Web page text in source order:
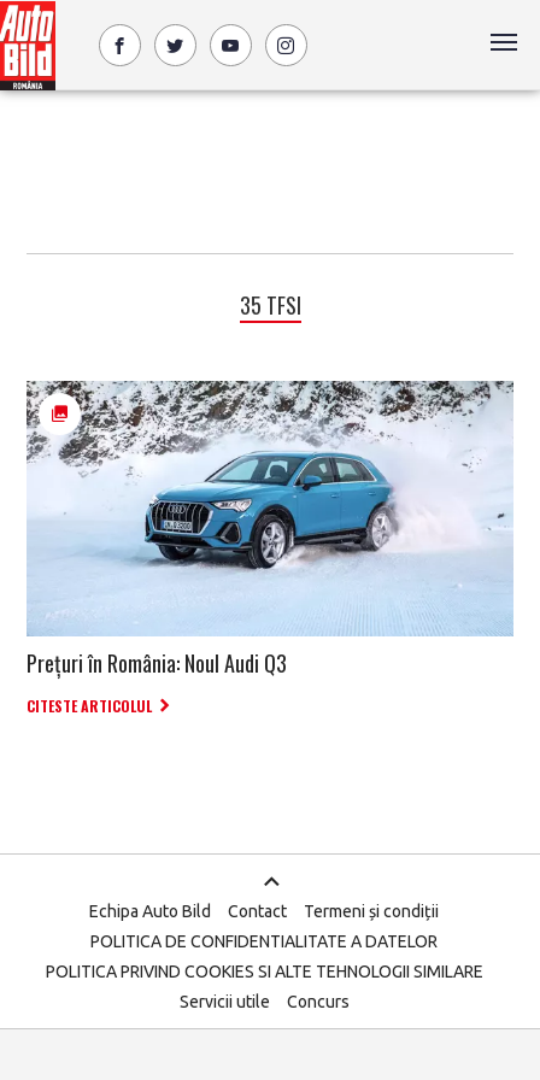
35 TFSI
Prețuri în România: Noul Audi Q3
CITESTE ARTICOLUL
Echipa Auto Bild Contact
Termeni și condiții
POLITICA DE CONFIDENTIALITATE A DATELOR
POLITICA PRIVIND COOKIES SI ALTE TEHNOLOGII SIMILARE
Servicii utile
Concurs